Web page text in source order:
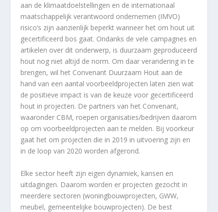
aan de klimaatdoelstellingen en de internationaal
maatschappelijk verantwoord ondernemen (IMVO)
risico’s zijn aanzienlijk beperkt wanneer het om hout uit
gecertificeerd bos gaat. Ondanks de vele campagnes en
artikelen over dit onderwerp, is duurzaam geproduceerd
hout nog niet altijd de norm. Om daar verandering in te
brengen, wil het Convenant Duurzaam Hout aan de
hand van een aantal voorbeeldprojecten laten zien wat
de positieve impact is van de keuze voor gecertificeerd
hout in projecten. De partners van het Convenant,
waaronder CBM, roepen organisaties/bedrijven daarom
op om voorbeeldprojecten aan te melden. Bij voorkeur
gaat het om projecten die in 2019 in uitvoering zijn en
in de loop van 2020 worden afgerond.
Elke sector heeft zijn eigen dynamiek, kansen en
uitdagingen. Daarom worden er projecten gezocht in
meerdere sectoren (woningbouwprojecten, GWW,
meubel, gemeentelijke bouwprojecten). De best